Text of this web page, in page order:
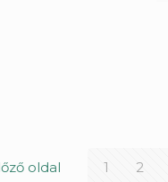
oldal 1 2